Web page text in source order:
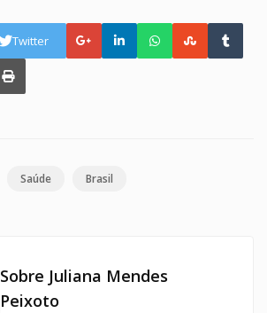
Twitter
Saúde Brasil
Sobre Juliana Mendes
Peixoto